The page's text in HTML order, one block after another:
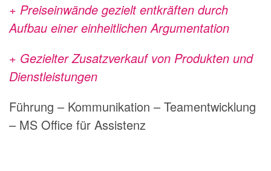
+ Preiseinwände gezielt entkräften durch
Aufbau einer einheitlichen Argumentation
+ Gezielter Zusatzverkauf von Produkten und
Dienstleistungen
Führung – Kommunikation – Teamentwicklung
– MS Office für Assistenz